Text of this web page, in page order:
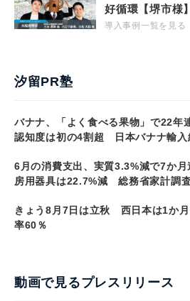
好循環【堺市様】
導入事例一覧を見る
汐留PR塾
バナナ、「よく食べる果物」で22
認知度は初の4割超 日本バナナ輸入
6月の消費支出、実質3.3%減で7か
房用器具は22.7%減 総務省家計調
きょう8月7日は立秋 西日本は1か
率60％
動画で見るプレスリリース